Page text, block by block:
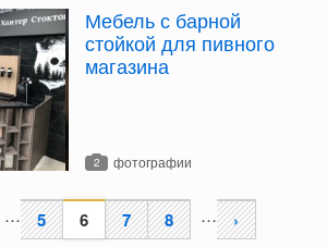
Мебель с барной
стойкой для пивного
магазина
2 фотографии
… 5 6 7 8 … ›